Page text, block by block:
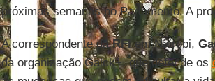
próximas semanas no Parlamento. A
A correspondente daRFIem Nairóbi,
da organização Galck+, que defende os